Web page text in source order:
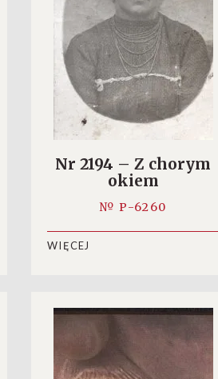
Nr 2194 – Z chorym
okiem
№ P-6260
WIĘCEJ